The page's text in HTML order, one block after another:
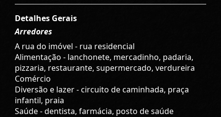
Detalhes Gerais
Arredores
A rua do imóvel - rua residencial
Alimentação - lanchonete, mercadinho, padaria,
pizzaria, restaurante, supermercado, verdureira
Comércio
Diversão e lazer - circuito de caminhada, praça
infantil, praia
Saúde - dentista, farmácia, posto de saúde